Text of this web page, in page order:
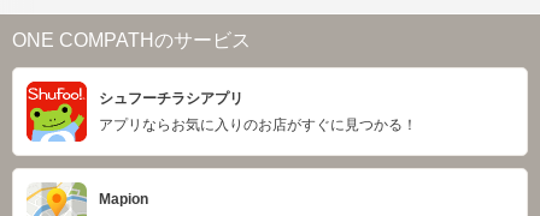
ONE COMPATHのサービス
シュフーチラシアプリ
アプリならお気に入りのお店がすぐに見つかる！
Mapion